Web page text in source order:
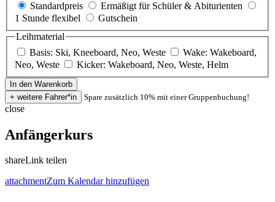
Standardpreis
Ermäßigt für Schüler & Abiturienten
1 Stunde flexibel
Gutschein
Leihmaterial
Basis: Ski, Kneeboard, Neo, Weste
Wake: Wakeboard,
Neo, Weste
Kicker: Wakeboard, Neo, Weste, Helm
Spare zusätzlich 10% mit einer Gruppenbuchung!
close
Anfängerkurs
shareLink teilen
attachmentZum Kalendar hinzufügen